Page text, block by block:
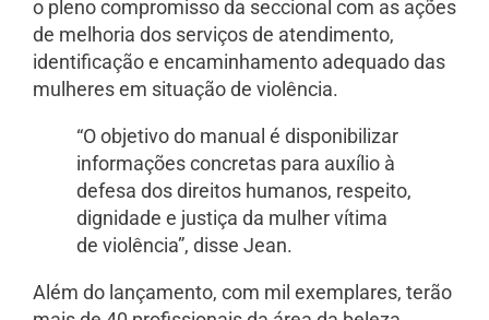
o pleno compromisso da seccional com as ações
de melhoria dos serviços de atendimento,
identificação e encaminhamento adequado das
mulheres em situação de violência.
“O objetivo do manual é disponibilizar
informações concretas para auxílio à
defesa dos direitos humanos, respeito,
dignidade e justiça da mulher vítima
de violência”, disse Jean.
Além do lançamento, com mil exemplares, terão